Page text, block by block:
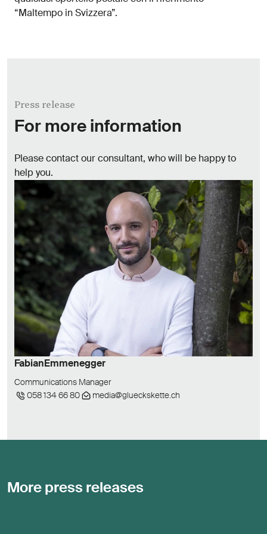
“Maltempo in Svizzera”.
Press release
For more information
Please contact our consultant, who will be happy to
help you.
FabianEmmenegger
Communications Manager
058 134 66 80
media@glueckskette.ch
More press releases